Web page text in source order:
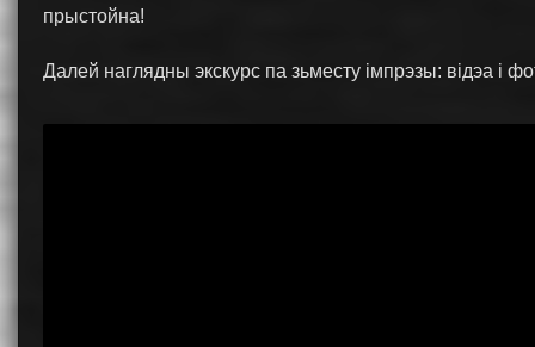
прыстойна!
Далей наглядны экскурс па зьместу імпрэзы: відэа і